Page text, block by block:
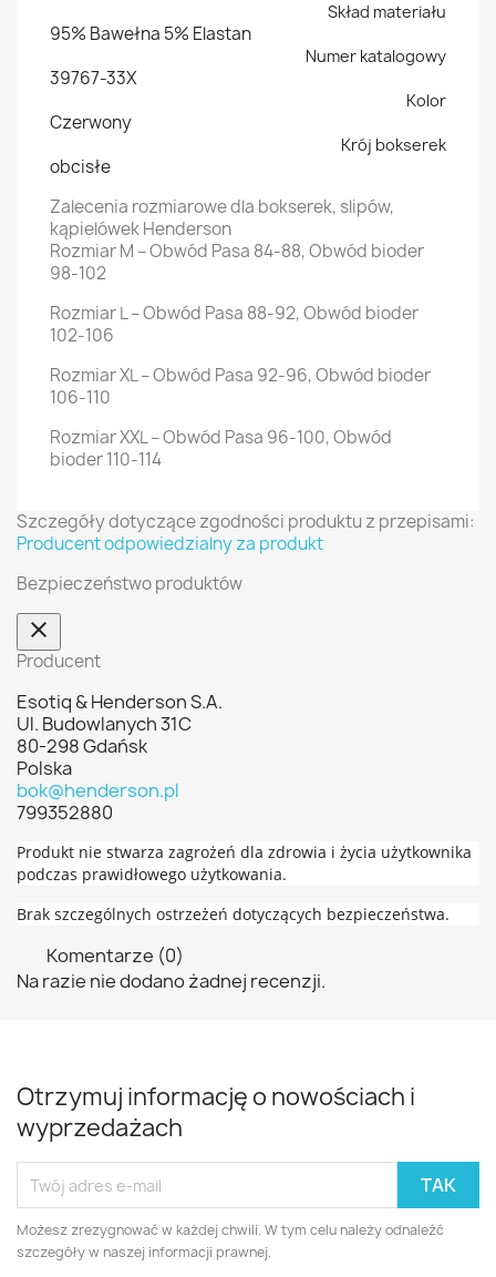
Skład materiału
95% Bawełna 5% Elastan
Numer katalogowy
39767-33X
Kolor
Czerwony
Krój bokserek
obcisłe
Zalecenia rozmiarowe dla bokserek, slipów,
kąpielówek Henderson
Rozmiar M – Obwód Pasa 84-88, Obwód bioder
98-102
Rozmiar L – Obwód Pasa 88-92, Obwód bioder
102-106
Rozmiar XL – Obwód Pasa 92-96, Obwód bioder
106-110
Rozmiar XXL – Obwód Pasa 96-100, Obwód
bioder 110-114
Szczegóły dotyczące zgodności produktu z przepisami:
Producent odpowiedzialny za produkt
Bezpieczeństwo produktów
Producent
Esotiq & Henderson S.A.
Ul. Budowlanych 31C
80-298 Gdańsk
Polska
bok@henderson.pl
799352880
Produkt nie stwarza zagrożeń dla zdrowia i życia użytkownika
podczas prawidłowego użytkowania.
Brak szczególnych ostrzeżeń dotyczących bezpieczeństwa.
Komentarze (0)
Na razie nie dodano żadnej recenzji.
Otrzymuj informację o nowościach i
wyprzedażach
Możesz zrezygnować w każdej chwili. W tym celu należy odnaleźć
szczegóły w naszej informacji prawnej.